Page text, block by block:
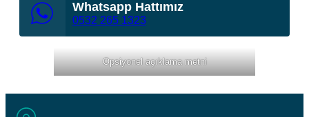
Whatsapp Hattımız
0532 265 1323
Opsiyonel açıklama metni